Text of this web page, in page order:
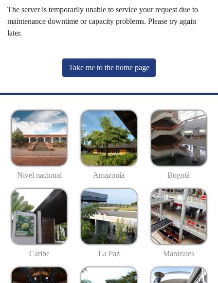
The server is temporarily unable to service your request due to
maintenance downtime or capacity problems. Please try again
later.
Take me to the home page
Nivel nacional Amazonía Bogotá
Caribe La Paz Manizales